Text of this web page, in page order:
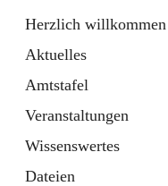
Herzlich willkommen
Aktuelles
Amtstafel
Veranstaltungen
Wissenswertes
Dateien
Externe Webseite
in
Tab
Region Schneebergland
Externe Webseite
öffnet
in
neuem
Tab